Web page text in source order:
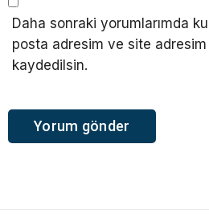
Daha sonraki yorumlarımda
posta adresim ve site adresim
kaydedilsin.